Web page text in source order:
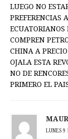
LUEGO NO
PREFERENCIAS
ECUATORIANOS
COMPREN
CHINA A
OJALA ESTA
NO DE
PRIMERO EL
LUNES 9